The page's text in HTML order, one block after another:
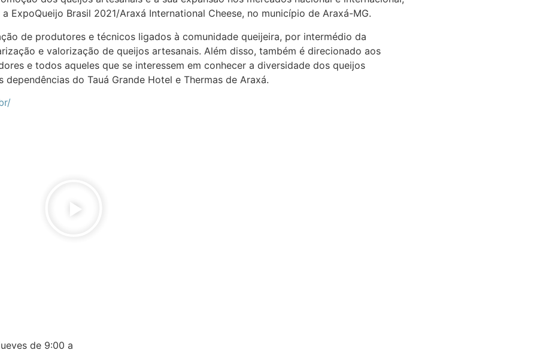
a ExpoQueijo Brasil 2021/Araxá International Cheese, no município de Araxá-MG.
de produtores e técnicos ligados à comunidade queijeira, por intermédio da
e valorização de queijos artesanais. Além disso, também é direcionado aos
e todos aqueles que se interessem em conhecer a diversidade dos queijos
do Tauá Grande Hotel e Thermas de Araxá.
de 9:00 a